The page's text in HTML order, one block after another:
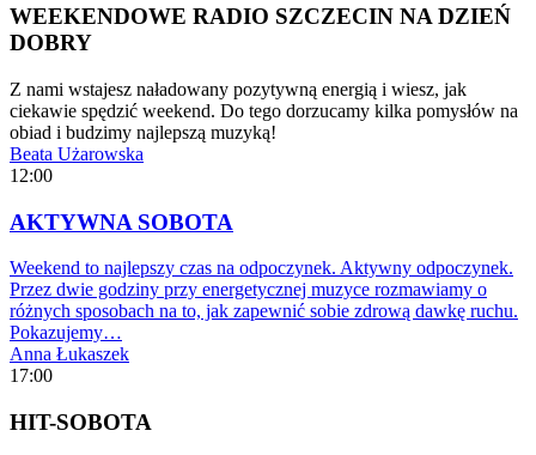
WEEKENDOWE RADIO SZCZECIN NA DZIEŃ
DOBRY
Z nami wstajesz naładowany pozytywną energią i wiesz, jak
ciekawie spędzić weekend. Do tego dorzucamy kilka pomysłów na
obiad i budzimy najlepszą muzyką!
Beata Użarowska
12:00
AKTYWNA SOBOTA
Weekend to najlepszy czas na odpoczynek. Aktywny odpoczynek.
Przez dwie godziny przy energetycznej muzyce rozmawiamy o
różnych sposobach na to, jak zapewnić sobie zdrową dawkę ruchu.
Pokazujemy…
Anna Łukaszek
17:00
HIT-SOBOTA